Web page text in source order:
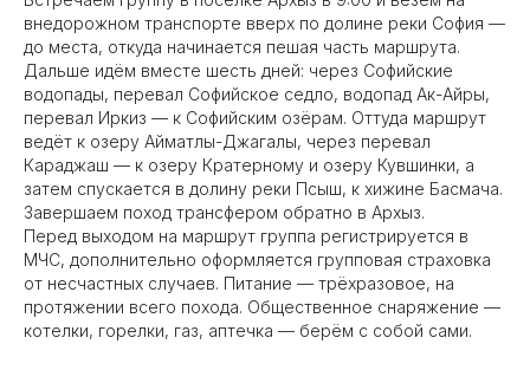
внедорожном транспорте вверх по долине реки София —
до места, откуда начинается пешая часть маршрута.
Дальше идём вместе шесть дней: через Софийские
водопады, перевал Софийское седло, водопад Ак-Айры,
перевал Иркиз — к Софийским озёрам. Оттуда маршрут
ведёт к озеру Айматлы-Джагалы, через перевал
Караджаш — к озеру Кратерному и озеру Кувшинки, а
затем спускается в долину реки Псыш, к хижине Басмача.
Завершаем поход трансфером обратно в Архыз.
Перед выходом на маршрут группа регистрируется в
МЧС, дополнительно оформляется групповая страховка
от несчастных случаев. Питание — трёхразовое, на
протяжении всего похода. Общественное снаряжение —
котелки, горелки, газ, аптечка — берём с собой сами.